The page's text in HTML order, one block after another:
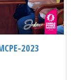
2023